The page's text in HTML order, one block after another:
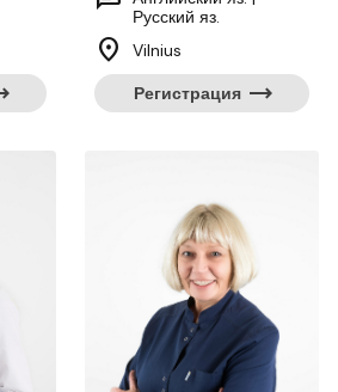
Русский яз.
location_on
Vilnius
Регистрация trending_flat